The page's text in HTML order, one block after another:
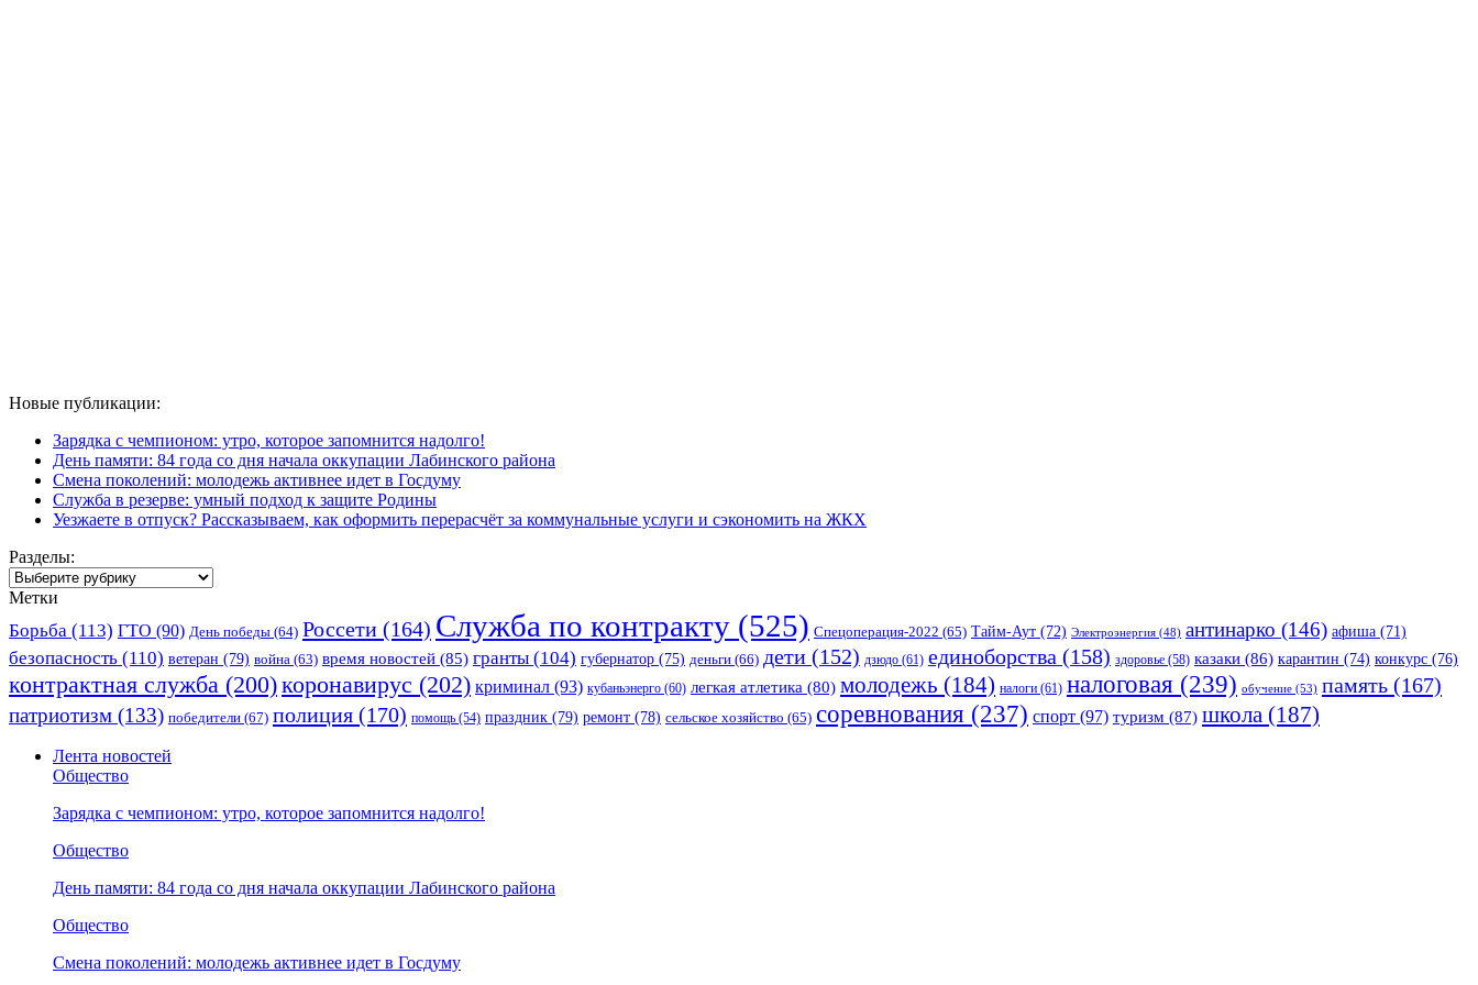
Новые публикации:
Зарядка с чемпионом: утро, которое запомнится надолго!
День памяти: 84 года со дня начала оккупации Лабинского района
Смена поколений: молодежь активнее идет в Госдуму
Служба в резерве: умный подход к защите Родины
Уезжаете в отпуск? Рассказываем, как оформить перерасчёт за коммунальные услуги и сэкономить на ЖКХ
Разделы:
Разделы:
Метки
Борьба (113) ГТО (90) День победы (64) Россети (164) Служба по контракту (525) Спецоперация-2022 (65) Тайм-Аут (72) Электроэнергия (48) антинарко (146) афиша (71)
безопасность (110) ветеран (79) война (63) время новостей (85) гранты (104) губернатор (75) деньги (66) дети (152) дзюдо (61) единоборства (158) здоровье (58) казаки (86) карантин (74) конкурс (76)
контрактная служба (200)коронавирус (202) криминал (93) кубаньэнерго (60) легкая атлетика (80) молодежь (184) налоги (61) налоговая (239) обучение (53) память (167)
патриотизм (133) победители (67) полиция (170) помощь (54) праздник (79) ремонт (78) сельское хозяйство (65) соревнования (237) спорт (97) туризм (87) школа (187)
Лента новостей
Общество
Зарядка с чемпионом: утро, которое запомнится надолго!
Общество
День памяти: 84 года со дня начала оккупации Лабинского района
Общество
Смена поколений: молодежь активнее идет в Госдуму